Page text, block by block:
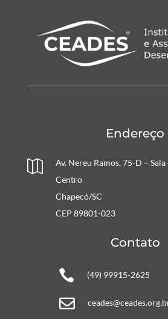
Endereço

Av. Nereu Ramos, 75-D –
Centro
Chapecó/SC
CEP 89801-023
Contato
 (49) 99915-2625
